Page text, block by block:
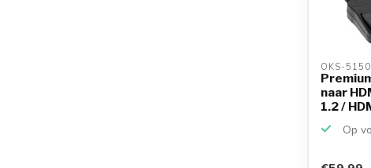
OKS-
naar
1.2 /
Op